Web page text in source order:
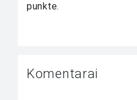
punkte.
Komentarai